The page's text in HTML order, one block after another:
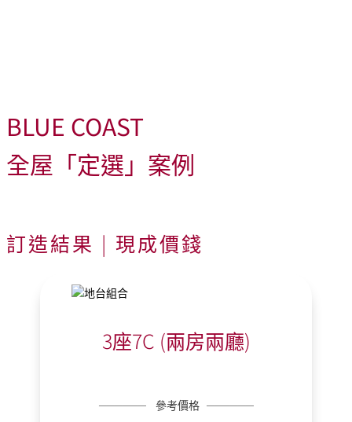
BLUE COAST
全屋「定選」案例
訂造結果 | 現成價錢
3座7C (兩房兩廳)
──────參考價格 ──────